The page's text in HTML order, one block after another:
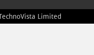
Limited